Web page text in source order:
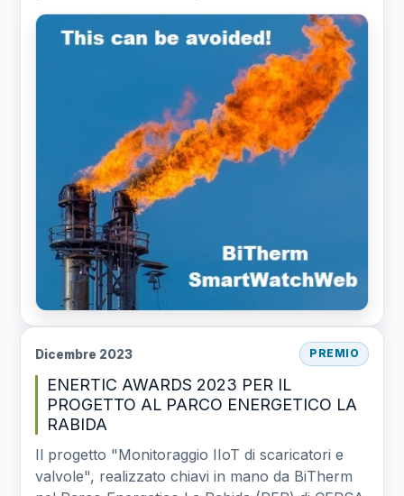
Dicembre 2023 PREMIO
ENERTIC AWARDS 2023 PER IL
PROGETTO AL PARCO ENERGETICO LA
RABIDA
Il progetto "Monitoraggio IIoT di scaricatori e
valvole", realizzato chiavi in mano da BiTherm